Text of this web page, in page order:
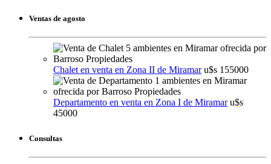
Ventas de agosto
Chalet en venta en Zona II de Miramar u$s 155000
Departamento en venta en Zona I de Miramar u$s
45000
Consultas